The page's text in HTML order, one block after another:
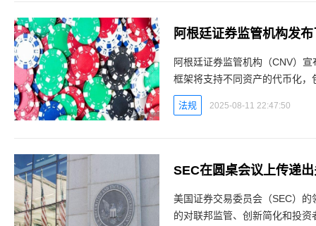
阿根廷证券监管机构发
阿根廷证券监管机构（CNV）
框架将支持不同资产的代币化
推出代币化制度及沙盒环境阿
法规 2025-08-11 22:47:50
SEC在圆桌会议上传递
美国证券交易委员会（SEC）
的对联邦监管、创新简化和投